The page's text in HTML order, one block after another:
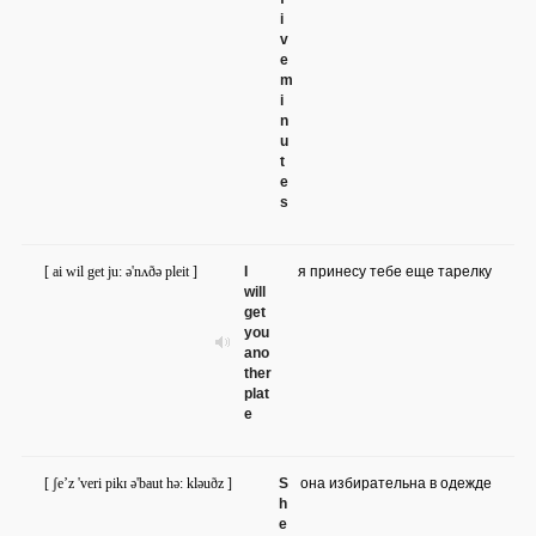
i
v
e
m
i
n
u
t
e
s
will
get
you
ano
ther
plat
e
[ ai wil get ju: ə'nʌðə pleit ] я принесу тебе еще тарелку
S
h
e
[ ʃe’z 'veri pikɪ ə'baut hə: kləuðz ] она избирательна в одежде